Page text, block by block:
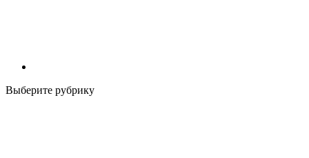
Выберите рубрику